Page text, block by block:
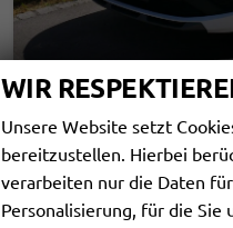
SKODA KAMIQ
sofort lieferbar Fahrzeug mit
WIR
Unsere Website setzt
bereitzustellen. Hierbei
verarbeiten nur die Daten
Personalisierung, für die Sie